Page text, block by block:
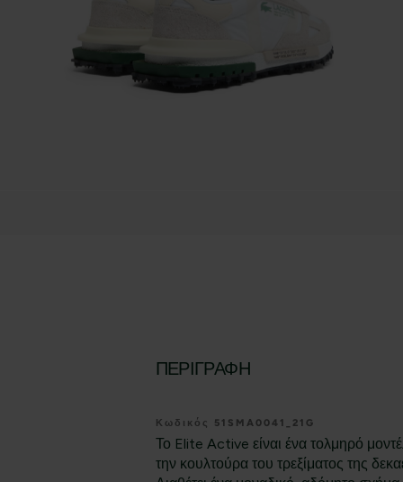
ΠΕΡΙΓΡΑΦΉ
Κωδικός 51SMA0041_21G
Το Elite Active είναι ένα τολμηρό
την κουλτούρα του τρεξίματος της